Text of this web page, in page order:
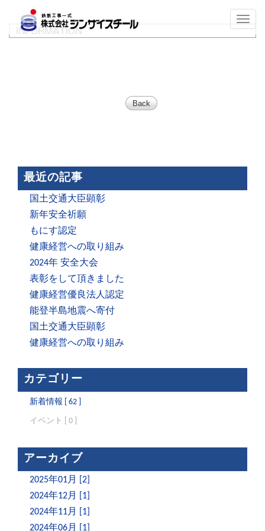
Back
最近の記事
国土交通大臣顕彰
新年安全祈願
もにす認定
健康経営への取り組み
2024年 安全大会
表彰をして頂きました
健康経営優良法人認定
能登半島地震へ寄付
国土交通大臣顕彰
健康経営への取り組み
カテゴリー
新着情報 [ 62 ]
イベント [ 0 ]
アーカイブ
2025年01月 [2]
2024年12月 [1]
2024年11月 [1]
2024年06月 [1]